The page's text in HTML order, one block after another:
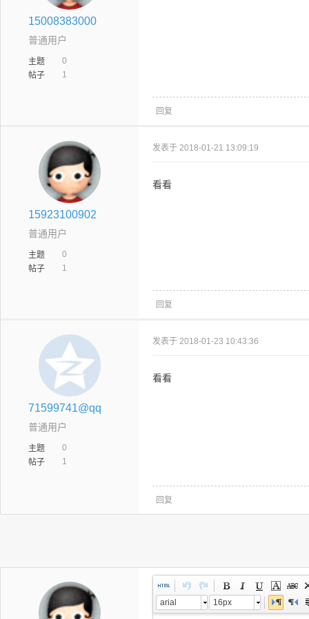
15008383000
普通用户
主题
0
帖子
1
回复
15923100902
普通用户
主题
0
帖子
1
发表于 2018-01-21 13:09:19
看看
回复
71599741@qq
普通用户
主题
0
帖子
1
发表于 2018-01-23 10:43:36
看看
回复
arial 16px